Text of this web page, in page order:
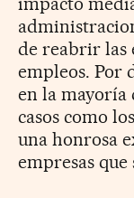
de reabrir las
empleos. Por
en la mayoría
casos como
una honrosa
empresas